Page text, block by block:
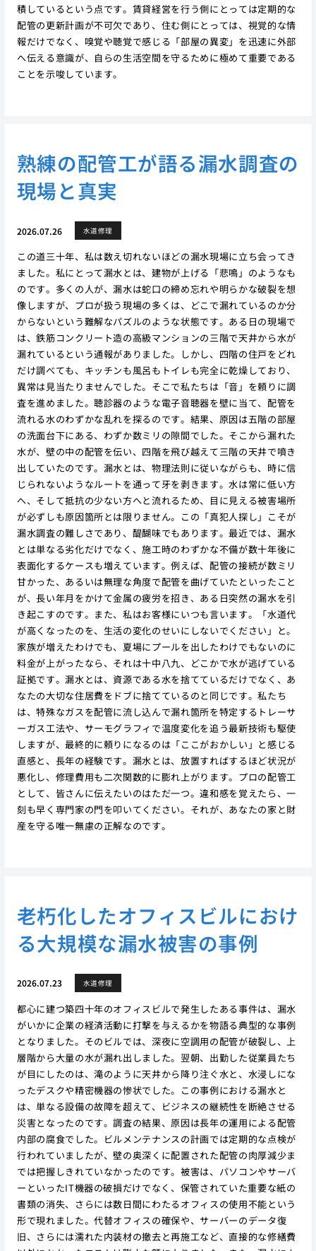
積しているという点です。賃貸経営を行う側にとっては定期的な
配管の更新計画が不可欠であり、住む側にとっては、視覚的な情
報だけでなく、嗅覚や聴覚で感じる「部屋の異変」を迅速に外部
へ伝える意識が、自らの生活空間を守るために極めて重要である
ことを示唆しています。
熟練の配管工が語る漏水調査の
現場と真実
2026.07.26 水道修理
この道三十年、私は数え切れないほどの漏水現場に立ち会ってき
ました。私にとって漏水とは、建物が上げる「悲鳴」のようなも
のです。多くの人が、漏水は蛇口の締め忘れや明らかな破裂を想
像しますが、プロが扱う現場の多くは、どこで漏れているのか分
からないという難解なパズルのような状態です。ある日の現場で
は、鉄筋コンクリート造の高級マンションの三階で天井から水が
漏れているという通報がありました。しかし、四階の住戸をどれ
だけ調べても、キッチンも風呂もトイレも完全に乾燥しており、
異常は見当たりませんでした。そこで私たちは「音」を頼りに調
査を進めました。聴診器のような電子音聴器を壁に当て、配管を
流れる水のわずかな乱れを探るのです。結果、原因は五階の部屋
の洗面台下にある、わずか数ミリの隙間でした。そこから漏れた
水が、壁の中の配管を伝い、四階を飛び越えて三階の天井で噴き
出していたのです。漏水とは、物理法則に従いながらも、時に信
じられないようなルートを通って牙を剥きます。水は常に低い方
へ、そして抵抗の少ない方へと流れるため、目に見える被害場所
が必ずしも原因箇所とは限りません。この「真犯人探し」こそが
漏水調査の難しさであり、醍醐味でもあります。最近では、漏水
とは単なる劣化だけでなく、施工時のわずかな不備が数十年後に
表面化するケースも増えています。例えば、配管の接続が数ミリ
甘かった、あるいは無理な角度で配管を曲げていたといったこと
が、長い年月をかけて金属の疲労を招き、ある日突然の漏水を引
き起こすのです。また、私はお客様にいつも言います。「水道代
が高くなったのを、生活の変化のせいにしないでください」と。
家族が増えたわけでも、夏場にプールを出したわけでもないのに
料金が上がったなら、それは十中八九、どこかで水が逃げている
証拠です。漏水とは、資源である水を捨てているだけでなく、あ
なたの大切な住居費をドブに捨てているのと同じです。私たち
は、特殊なガスを配管に流し込んで漏れ箇所を特定するトレーサ
ーガス工法や、サーモグラフィで温度変化を追う最新技術も駆使
しますが、最終的に頼りになるのは「ここがおかしい」と感じる
直感と、長年の経験です。漏水とは、放置すればするほど状況が
悪化し、修理費用も二次関数的に膨れ上がります。プロの配管工
として、皆さんに伝えたいのはただ一つ。違和感を覚えたら、一
刻も早く専門家の門を叩いてください。それが、あなたの家と財
産を守る唯一無慮の正解なのです。
老朽化したオフィスビルにおけ
る大規模な漏水被害の事例
2026.07.23 水道修理
都心に建つ築四十年のオフィスビルで発生したある事件は、漏水
がいかに企業の経済活動に打撃を与えるかを物語る典型的な事例
となりました。そのビルでは、深夜に空調用の配管が破裂し、上
層階から大量の水が漏れ出しました。翌朝、出勤した従業員たち
が目にしたのは、滝のように天井から降り注ぐ水と、水浸しにな
ったデスクや精密機器の惨状でした。この事例における漏水と
は、単なる設備の故障を超えて、ビジネスの継続性を断絶させる
災害となったのです。調査の結果、原因は長年の運用による配管
内部の腐食でした。ビルメンテナンスの計画では定期的な点検が
行われていましたが、壁の奥深くに配置された配管の肉厚減少ま
では把握しきれていなかったのです。被害は、パソコンやサーバ
ーといったIT機器の破損だけでなく、保管されていた重要な紙の
書類の消失、さらには数日間にわたるオフィスの使用不能という
形で現れました。代替オフィスの確保や、サーバーのデータ復
旧、さらには濡れた内装材の撤去と再施工など、直接的な修繕費